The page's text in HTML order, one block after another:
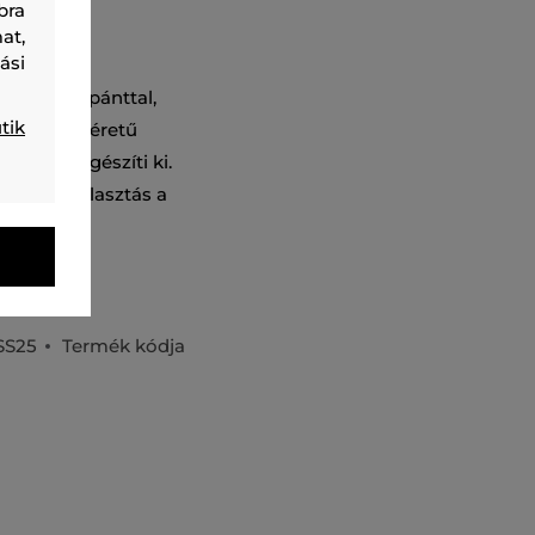
vállpánttal,
nagyméretű
logó egészíti ki.
választás a
Termék kódja